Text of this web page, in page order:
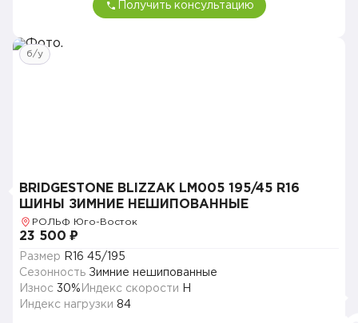
Получить консультацию
б/у
BRIDGESTONE BLIZZAK LM005 195/45 R16
ШИНЫ ЗИМНИЕ НЕШИПОВАННЫЕ
РОЛЬФ Юго-Восток
23 500 ₽
Размер
R16 45/195
Сезонность Зимние нешипованные
Износ 30% Индекс скорости
H
Индекс нагрузки 84